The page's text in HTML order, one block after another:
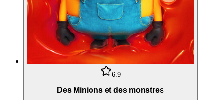
6.9
Des Minions et des monstres